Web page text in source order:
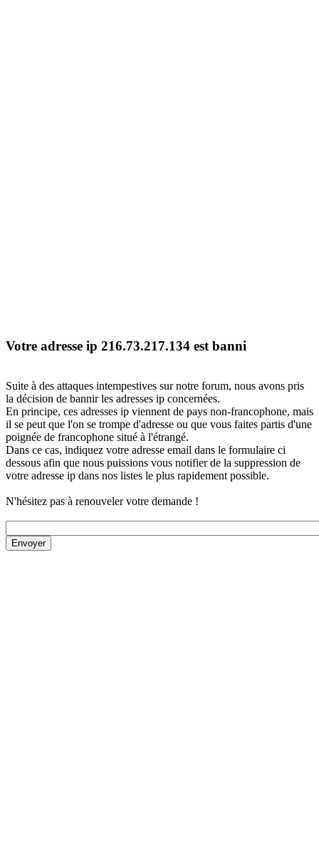
Votre adresse ip 216.73.217.134 est banni
Suite à des attaques intempestives sur notre forum, nous avons pris
la décision de bannir les adresses ip concernées.
En principe, ces adresses ip viennent de pays non-francophone, mais
il se peut que l'on se trompe d'adresse ou que vous faites partis d'une
poignée de francophone situé à l'étrangé.
Dans ce cas, indiquez votre adresse email dans le formulaire ci
dessous afin que nous puissions vous notifier de la suppression de
votre adresse ip dans nos listes le plus rapidement possible.
N'hésitez pas à renouveler votre demande !